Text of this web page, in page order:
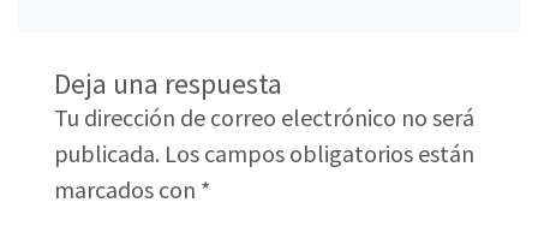
Deja una respuesta
Tu dirección de correo electrónico no será
publicada. Los campos obligatorios están
marcados con *